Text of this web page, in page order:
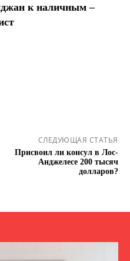
к наличным –
СЛЕДУЮЩАЯ СТАТЬЯ
Присвоил ли консул в Лос-
Анджелесе 200 тысяч
долларов?